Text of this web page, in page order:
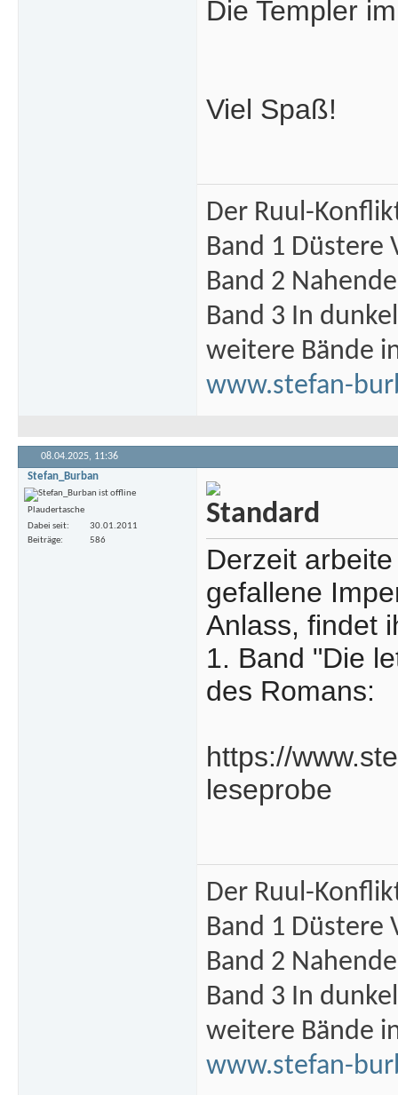
Die Templer
Viel Spaß!
Der Ruul-
Band 1 Düstere
Band 2
Band 3 In
weitere Bände
www.stefan-
08.04.2025, 11:36
Stefan_Burban
Plaudertasche
Dabei seit
30.01.2011
Beiträge
586
Derzeit
gefallene
Anlass, findet
1. Band "Die
des Romans:
https://
leseprobe
Der Ruul-
Band 1 Düstere
Band 2
Band 3 In
weitere Bände
www.stefan-